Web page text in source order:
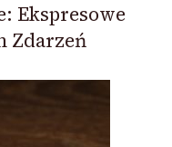
Ekspresowe
Zdarzeń